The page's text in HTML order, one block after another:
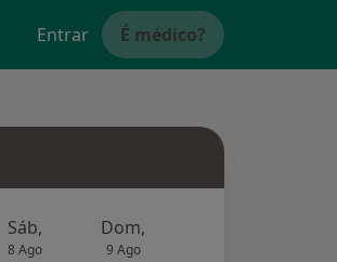
Entrar É médico?
Sáb,
8 Ago
Dom,
9 Ago